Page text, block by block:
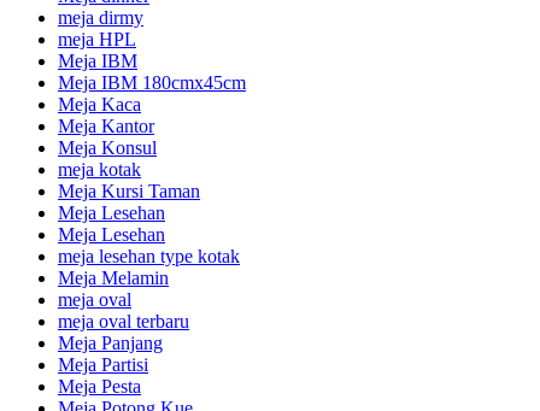
meja dirmy
meja HPL
Meja IBM
Meja IBM 180cmx45cm
Meja Kaca
Meja Kantor
Meja Konsul
meja kotak
Meja Kursi Taman
Meja Lesehan
Meja Lesehan
meja lesehan type kotak
Meja Melamin
meja oval
meja oval terbaru
Meja Panjang
Meja Partisi
Meja Pesta